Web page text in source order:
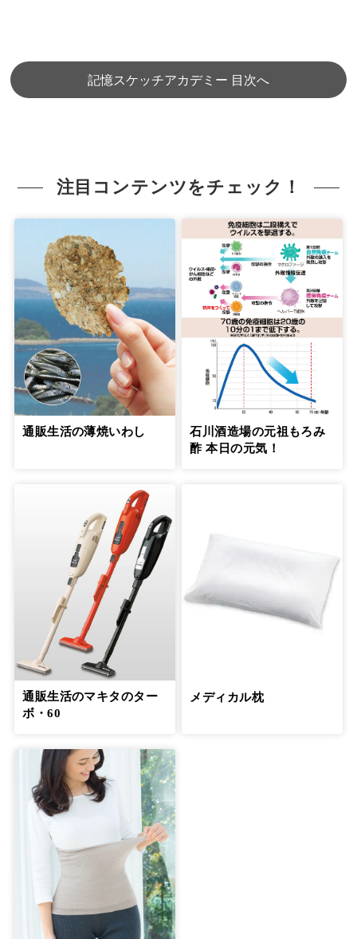
記憶スケッチアカデミー 目次へ
注目コンテンツをチェック！
通販生活の薄焼いわし
石川酒造場の元祖もろみ
酢 本日の元気！
通販生活のマキタのター
ボ・60
メディカル枕